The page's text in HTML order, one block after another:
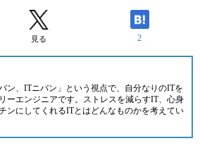
見る 2
バン、ITニバン」という視点で、自分なりのITを
ーエンジニアです。ストレスを減らすIT、心身
ンにしてくれるITとはどんなものかを考えてい